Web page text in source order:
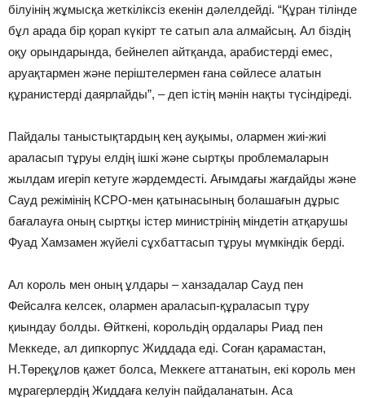
білуінің жұмысқа жеткіліксіз екенін дәлелдейді. “Құран тілінде
бұл арада бір қорап күкірт те сатып ала алмайсың. Ал біздің
оқу орындарында, бейнелеп айтқанда, арабистерді емес,
аруақтармен және періштелермен ғана сөйлесе алатын
құранистерді даярлайды”, – деп істің мәнін нақты түсіндіреді.
Пайдалы таныстықтардың кең ауқымы, олармен жиі-жиі
араласып тұруы елдің ішкі және сыртқы проблемаларын
жылдам игеріп кетуге жәрдемдесті. Ағымдағы жағдайды және
Сауд режімінің КСРО-мен қатынасының болашағын дұрыс
бағалауға оның сыртқы істер министрінің міндетін атқарушы
Фуад Хамзамен жүйелі сұхбаттасып тұруы мүмкіндік берді.
Ал король мен оның ұлдары – ханзадалар Сауд пен
Фейсалға келсек, олармен араласып-құраласып тұру
қиындау болды. Өйткені, корольдің ордалары Риад пен
Меккеде, ал дипкорпус Жиддада еді. Соған қарамастан,
Н.Төреқұлов қажет болса, Меккеге аттанатын, екі король мен
мұрагерлердің Жиддаға келуін пайдаланатын. Аса